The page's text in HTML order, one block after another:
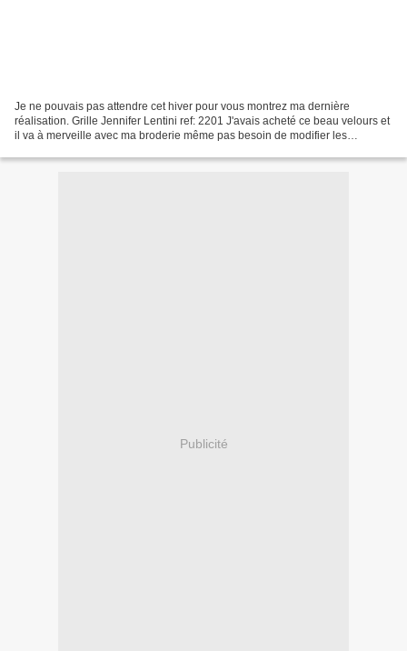
Je ne pouvais pas attendre cet hiver pour vous montrez ma dernière
réalisation. Grille Jennifer Lentini ref: 2201 J'avais acheté ce beau velours et
il va à merveille avec ma broderie même pas besoin de modifier les
Publicité